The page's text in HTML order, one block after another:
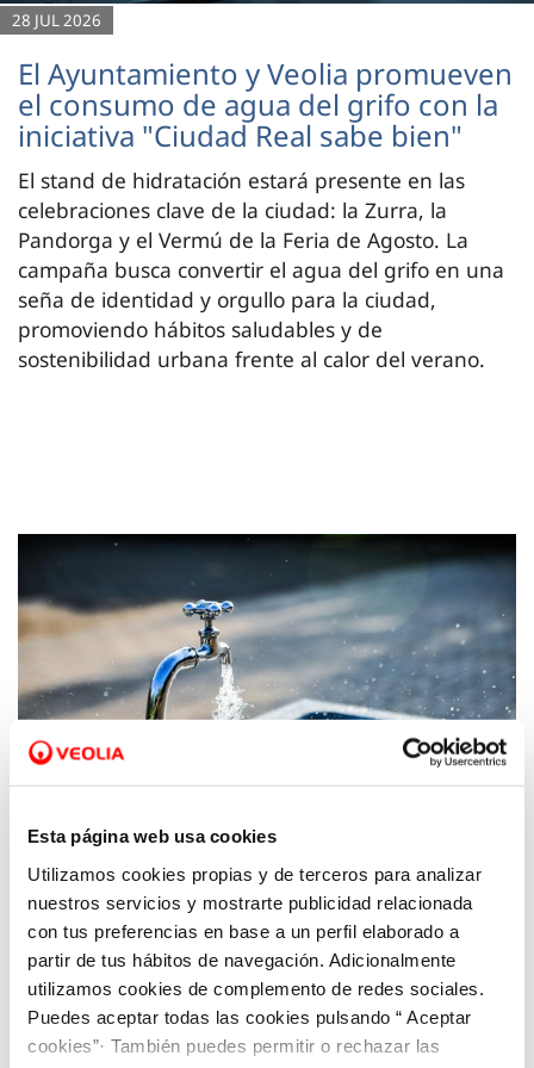
Esta página web usa cookies
Utilizamos cookies propias y de terceros para analizar
nuestros servicios y mostrarte publicidad relacionada
con tus preferencias en base a un perfil elaborado a
partir de tus hábitos de navegación. Adicionalmente
utilizamos cookies de complemento de redes sociales.
Puedes aceptar todas las cookies pulsando “ Aceptar
cookies”· También puedes permitir o rechazar las
28 JUL 2026
El Ayuntamiento y Veolia promueven
el consumo de agua del grifo con la
iniciativa "Ciudad Real sabe bien"
El stand de hidratación estará presente en las
celebraciones clave de la ciudad: la Zurra, la
Pandorga y el Vermú de la Feria de Agosto. La
campaña busca convertir el agua del grifo en una
seña de identidad y orgullo para la ciudad,
promoviendo hábitos saludables y de
sostenibilidad urbana frente al calor del verano.
12 ABR 2021
Aquona Zamora alerta de una posible estafa
en nombre del servicio de agua